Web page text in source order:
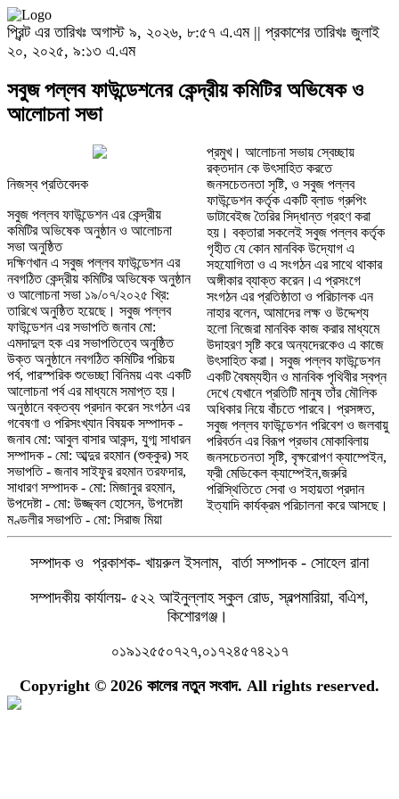
প্রিন্ট এর তারিখঃ অগাস্ট ৯, ২০২৬, ৮:৫৭ এ.এম || প্রকাশের তারিখঃ জুলাই
২০, ২০২৫, ৯:১৩ এ.এম
সবুজ পল্লব ফাউন্ডেশনের কেন্দ্রীয় কমিটির অভিষেক ও
আলোচনা সভা
নিজস্ব প্রতিবেদক
সবুজ পল্লব ফাউন্ডেশন এর কেন্দ্রীয়
কমিটির অভিষেক অনুষ্ঠান ও আলোচনা
সভা অনুষ্ঠিত
দক্ষিণখান এ সবুজ পল্লব ফাউন্ডেশন এর
নবগঠিত কেন্দ্রীয় কমিটির অভিষেক অনুষ্ঠান
ও আলোচনা সভা ১৯/০৭/২০২৫ খ্রি:
তারিখে অনুষ্ঠিত হয়েছে। সবুজ পল্লব
ফাউন্ডেশন এর সভাপতি জনাব মো:
এমদাদুল হক এর সভাপতিত্বে অনুষ্ঠিত
উক্ত অনুষ্ঠানে নবগঠিত কমিটির পরিচয়
পর্ব, পারস্পরিক শুভেচ্ছা বিনিময় এবং একটি
আলোচনা পর্ব এর মাধ্যমে সমাপ্ত হয়।
অনুষ্ঠানে বক্তব্য প্রদান করেন সংগঠন এর
গবেষণা ও পরিসংখ্যান বিষয়ক সম্পাদক -
জনাব মো: আবুল বাসার আকন্দ, যুগ্ম সাধারন
সম্পাদক - মো: আব্দুর রহমান (শুক্কুর) সহ
সভাপতি - জনাব সাইফুর রহমান তরফদার,
সাধারণ সম্পাদক - মো: মিজানুর রহমান,
উপদেষ্টা - মো: উজ্জ্বল হোসেন, উপদেষ্টা
মণ্ডলীর সভাপতি - মো: সিরাজ মিয়া
প্রমুখ। আলোচনা সভায় স্বেচ্ছায়
রক্তদান কে উৎসাহিত করতে
জনসচেতনতা সৃষ্টি, ও সবুজ পল্লব
ফাউন্ডেশন কর্তৃক একটি ব্লাড গ্রুপিং
ডাটাবেইজ তৈরির সিদ্ধান্ত গ্রহণ করা
হয়। বক্তারা সকলেই সবুজ পল্লব কর্তৃক
গৃহীত যে কোন মানবিক উদ্যোগ এ
সহযোগিতা ও এ সংগঠন এর সাথে থাকার
অঙ্গীকার ব্যাক্ত করেন।এ প্রসংগে
সংগঠন এর প্রতিষ্ঠাতা ও পরিচালক এন
নাহার বলেন, আমাদের লক্ষ ও উদ্দেশ্য
হলো নিজেরা মানবিক কাজ করার মাধ্যমে
উদাহরণ সৃষ্টি করে অন্যদেরকেও এ কাজে
উৎসাহিত করা। সবুজ পল্লব ফাউন্ডেশন
একটি বৈষম্যহীন ও মানবিক পৃথিবীর স্বপ্ন
দেখে যেখানে প্রতিটি মানুষ তাঁর মৌলিক
অধিকার নিয়ে বাঁচতে পারবে। প্রসঙ্গত,
সবুজ পল্লব ফাউন্ডেশন পরিবেশ ও জলবায়ু
পরিবর্তন এর বিরূপ প্রভাব মোকাবিলায়
জনসচেতনতা সৃষ্টি, বৃক্ষরোপণ ক্যাম্পেইন,
ফ্রী মেডিকেল ক্যাম্পেইন,জরুরি
পরিস্থিতিতে সেবা ও সহায়তা প্রদান
ইত্যাদি কার্যক্রম পরিচালনা করে আসছে।
সম্পাদক ও প্রকাশক- খায়রুল ইসলাম, বার্তা সম্পাদক - সোহেল রানা
সম্পাদকীয় কার্যালয়- ৫২২ আইনুল্লাহ স্কুল রোড, স্বল্পমারিয়া, বএিশ,
কিশোরগঞ্জ।
০১৯১২৫৫০৭২৭,০১৭২৪৫৭৪২১৭
Copyright © 2026 কালের নতুন সংবাদ. All rights reserved.